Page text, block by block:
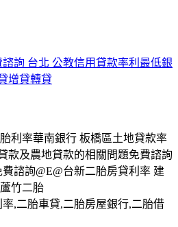
詢 台北 公教信用貸款率利最低銀
增貸轉貸
利率華南銀行 板橋區土地貸款率
款及農地貸款的相關問題免費諮詢
諮詢@E@台新二胎房貸利率 建
竹二胎
,二胎車貸,二胎房屋銀行,二胎借